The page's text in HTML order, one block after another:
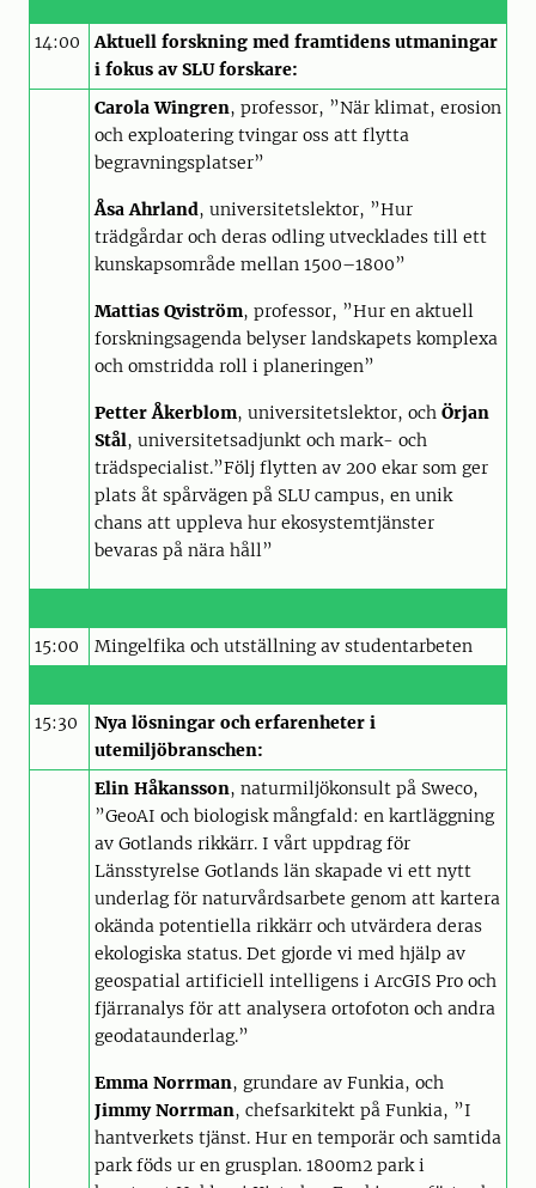
14:00
Aktuell forskning med framtidens utmaningar
i fokus av SLU forskare:
Carola Wingren, professor, ”När klimat, erosion
och exploatering tvingar oss att flytta
begravningsplatser”
Åsa Ahrland, universitetslektor, ”Hur
trädgårdar och deras odling utvecklades till ett
kunskapsområde mellan 1500–1800”
Mattias Qviström, professor, ”Hur en aktuell
forskningsagenda belyser landskapets komplexa
och omstridda roll i planeringen”
Petter Åkerblom, universitetslektor, och Örjan
Stål, universitetsadjunkt och mark- och
trädspecialist.”Följ flytten av 200 ekar som ger
plats åt spårvägen på SLU campus, en unik
chans att uppleva hur ekosystemtjänster
bevaras på nära håll”
15:00 Mingelfika och utställning av studentarbeten
15:30
Nya lösningar och erfarenheter i
utemiljöbranschen:
Elin Håkansson, naturmiljökonsult på Sweco,
”GeoAI och biologisk mångfald: en kartläggning
av Gotlands rikkärr. I vårt uppdrag för
Länsstyrelse Gotlands län skapade vi ett nytt
underlag för naturvårdsarbete genom att kartera
okända potentiella rikkärr och utvärdera deras
ekologiska status. Det gjorde vi med hjälp av
geospatial artificiell intelligens i ArcGIS Pro och
fjärranalys för att analysera ortofoton och andra
geodataunderlag.”
Emma Norrman, grundare av Funkia, och
Jimmy Norrman, chefsarkitekt på Funkia, ”I
hantverkets tjänst. Hur en temporär och samtida
park föds ur en grusplan. 1800m2 park i